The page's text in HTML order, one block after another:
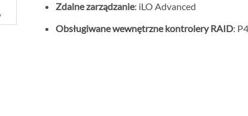
Zdalne zarządzanie: iLO Advanced
Obsługiwane wewnętrzne kontrolery RAID: